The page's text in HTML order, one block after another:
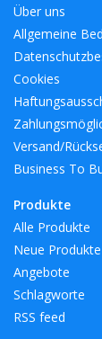
Über uns
Allgemeine
Cookies
Versand/
Business To
Produkte
Alle Produkte
Neue Produkte
Angebote
Schlagworte
RSS feed